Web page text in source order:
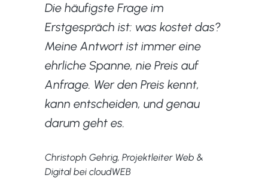
Die häufigste Frage im
Erstgespräch ist: was kostet das?
Meine Antwort ist immer eine
ehrliche Spanne, nie Preis auf
Anfrage. Wer den Preis kennt,
kann entscheiden, und genau
darum geht es.
Christoph Gehrig, Projektleiter Web &
Digital bei cloudWEB